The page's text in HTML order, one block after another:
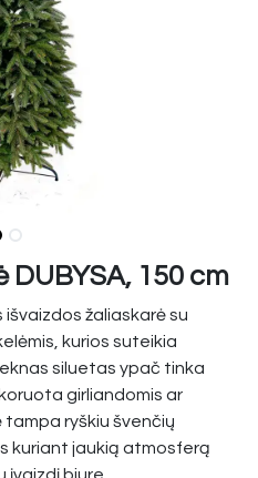
DUBYSA, 150 cm
žaliaskarė su
kurios suteikia
siluetas ypač tinka
girliandomis ar
tampa ryškiu švenčių
kuriant jaukią atmosferą